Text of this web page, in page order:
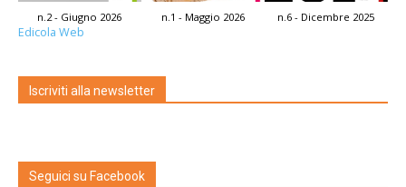
n.2 - Giugno 2026 n.1 - Maggio 2026 n.6 - Dicembre 2025
Edicola Web
Iscriviti alla newsletter
Seguici su Facebook